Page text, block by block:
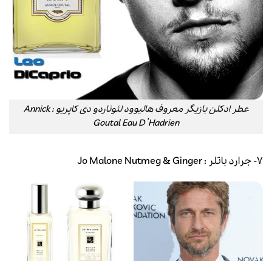
عطر ادکلن بازیگر معروف هالیوود لئوناردو دی کاپریو : Annick
Goutal Eau D’Hadrien
۷- جرارد باتلر : Jo Malone Nutmeg & Ginger